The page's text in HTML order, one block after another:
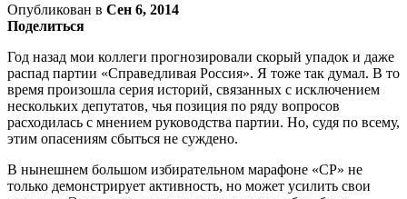
Опубликован в Сен 6, 2014
Поделиться
Год назад мои коллеги прогнозировали скорый упадок и даже
распад партии «Справедливая Россия». Я тоже так думал. В то
время произошла серия историй, связанных с исключением
нескольких депутатов, чья позиция по ряду вопросов
расходилась с мнением руководства партии. Но, судя по всему,
этим опасениям сбыться не суждено.
В нынешнем большом избирательном марафоне «СР» не
только демонстрирует активность, но может усилить свои